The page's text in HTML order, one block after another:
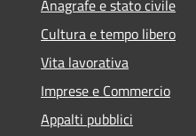
Anagrafe e stato civile
Cultura e tempo libero
Vita lavorativa
Imprese e Commercio
Appalti pubblici